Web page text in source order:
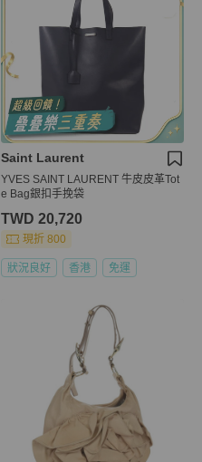
Saint Laurent
YVES SAINT LAURENT 牛皮皮革Tot
e Bag銀扣手挽袋
TWD 20,720
現折 800
狀況良好 香港 免運